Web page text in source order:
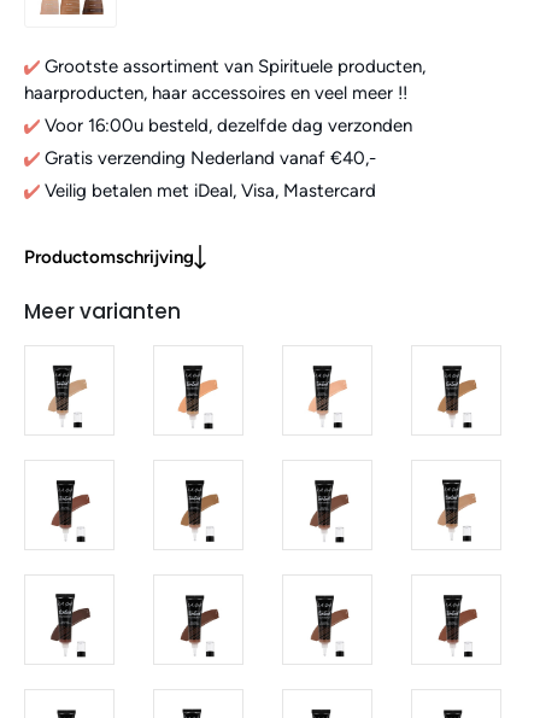
Grootste assortiment van Spirituele producten,
haarproducten, haar accessoires en veel meer !!
Voor 16:00u besteld, dezelfde dag verzonden
Gratis verzending Nederland vanaf €40,-
Veilig betalen met iDeal, Visa, Mastercard
Productomschrijving
Meer varianten